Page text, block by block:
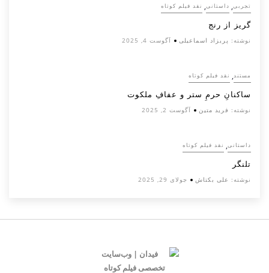
تجربی, داستانی, نقد فیلم کوتاه
گریز از رنج
نوشته: پریزاد اسماعیلی آگوست 4, 2025
مستند, نقد فیلم کوتاه
ساکنانِ حرمِ ستر و عفافِ ملکوت
نوشته: فرید متین آگوست 2, 2025
داستانی, نقد فیلم کوتاه
تلنگر
نوشته: علی بکتاش جولای 29, 2025